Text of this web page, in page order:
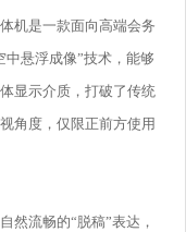
机是一款面向高端会务
悬浮成像”技术，能够
显示介质，打破了传统
角度，仅限正前方使用
然流畅的“脱稿”表达，